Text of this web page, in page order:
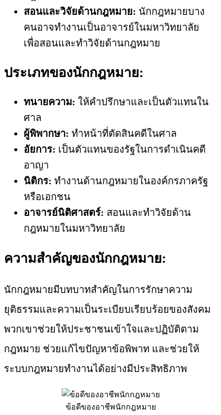
สอนและวิจัยด้านกฎหมาย: นักกฎหมายบาง
คนอาจทำงานเป็นอาจารย์ในมหาวิทยาลัย
เพื่อสอนและทำวิจัยด้านกฎหมาย
ประเภทของนักกฎหมาย:
ทนายความ: ให้คำปรึกษาและเป็นตัวแทนใน
ศาล
ผู้พิพากษา: ทำหน้าที่ตัดสินคดีในศาล
อัยการ: เป็นตัวแทนของรัฐในการดำเนินคดี
อาญา
นิติกร: ทำงานด้านกฎหมายในองค์กรภาครัฐ
หรือเอกชน
อาจารย์นิติศาสตร์: สอนและทำวิจัยด้าน
กฎหมายในมหาวิทยาลัย
ความสำคัญของนักกฎหมาย:
นักกฎหมายมีบทบาทสำคัญในการรักษาความ
ยุติธรรมและความเป็นระเบียบเรียบร้อยของสังคม
พวกเขาช่วยให้ประชาชนเข้าใจและปฏิบัติตาม
กฎหมาย ช่วยแก้ไขปัญหาข้อพิพาท และช่วยให้
ระบบกฎหมายทำงานได้อย่างมีประสิทธิภาพ
ข้อดีของอาชีพนักกฎหมาย